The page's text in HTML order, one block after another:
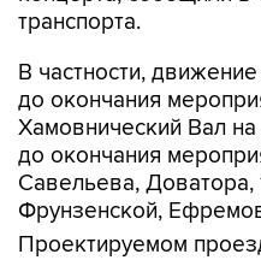
транспорта.
В частности,
до окончания
Хамовнический Вал
до окончания
Савельева, Доватора,
Фрунзенской,
Проектируемом